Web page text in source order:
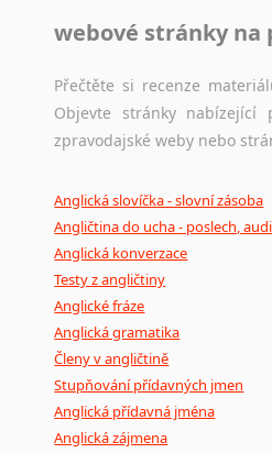
webové stránky
Přečtěte si recenze
Objevte stránky nabízející
zpravodajské weby nebo
Anglická slovíčka - slovní zásoba
Angličtina do ucha - poslech,
Anglická konverzace
Testy z angličtiny
Anglické fráze
Anglická gramatika
Členy v angličtině
Stupňování přídavných jmen
Anglická přídavná jména
Anglická zájmena